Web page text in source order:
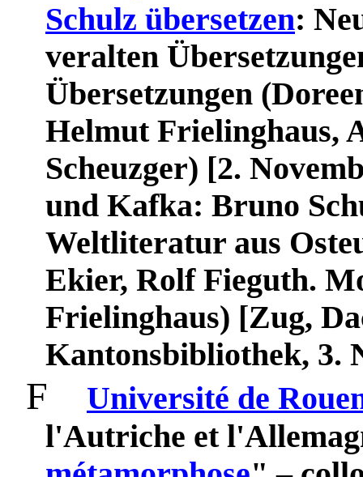
Schulz übersetzen:
veralten Ü
Übersetzungen
Helmut Frielinghaus,
Scheuzger) [2.
und Kafka: Bruno
Weltliteratur aus
Ekier, Rolf Fieguth.
Frielinghaus) [Zug,
Kantonsbibliothek, 3.
F
Université de
l'Autriche et